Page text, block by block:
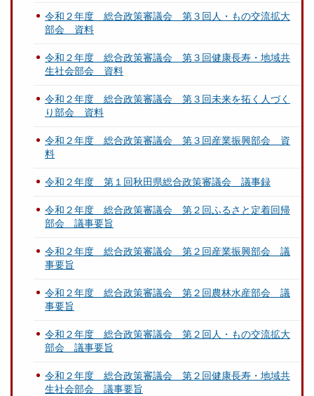
令和２年度 総合政策審議会 第３回人・もの交流拡大
部会 資料
令和２年度 総合政策審議会 第３回健康長寿・地域共
生社会部会 資料
令和２年度 総合政策審議会 第３回未来を拓く人づく
り部会 資料
令和２年度 総合政策審議会 第３回産業振興部会 資
料
令和２年度 第１回秋田県総合政策審議会 議事録
令和２年度 総合政策審議会 第２回ふるさと定着回帰
部会 議事要旨
令和２年度 総合政策審議会 第２回産業振興部会 議
事要旨
令和２年度 総合政策審議会 第２回農林水産部会 議
事要旨
令和２年度 総合政策審議会 第２回人・もの交流拡大
部会 議事要旨
令和２年度 総合政策審議会 第２回健康長寿・地域共
生社会部会 議事要旨